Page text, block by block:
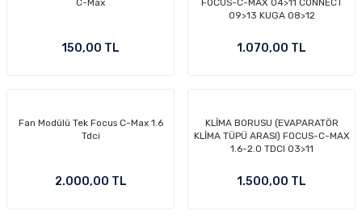
C-Max
150,00 TL
FOCUS-C-MAX 04>11 CONNECT
09>13 KUGA 08>12
1.070,00 TL
Fan Modülü Tek Focus C-Max 1.6
Tdci
2.000,00 TL
KLİMA BORUSU (EVAPARATÖR
KLİMA TÜPÜ ARASI) FOCUS-C-MAX
1.6-2.0 TDCI 03>11
1.500,00 TL